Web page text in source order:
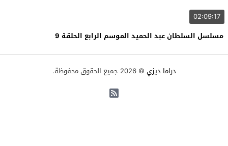
02:09:17
مسلسل السلطان عبد الحميد الموسم الرابع الحلقة 9
دراما ديزي © 2026 جميع الحقوق محفوظة.